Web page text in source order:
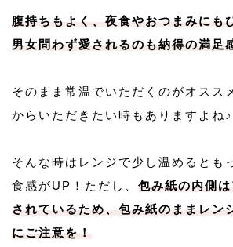
腹持ちもよく、夜食やおつまみにも
男女問わず愛されるのも納得の満足
そのまま常温でいただくのがオスス
からいただきたい時もありますよね♪
そんな時はレンジで少し温めるとも
食感がUP！ただし、 包み紙の内側
されているため、包み紙のままレン
にご注意を！